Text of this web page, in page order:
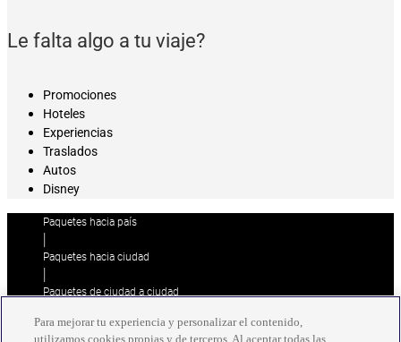
Le falta algo a tu viaje?
Promociones
Hoteles
Experiencias
Traslados
Autos
Disney
Paquetes hacia país
|
Paquetes hacia ciudad
|
Paquetes de ciudad a ciudad
Paquetes de ciudad a país
Para mejorar tu experiencia y personalizar el contenido,
utilizamos cookies propias y de terceros. Al aceptar todas las